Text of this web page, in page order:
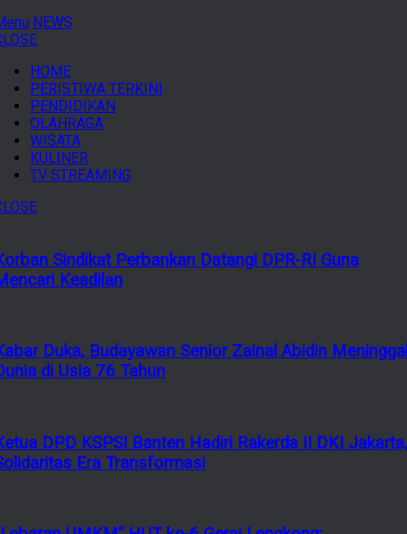
NEWS
HOME
PERISTIWA TERKINI
PENDIDIKAN
OLAHRAGA
WISATA
KULINER
TV STREAMING
Sindikat Perbankan Datangi DPR-RI Guna
Keadilan
Duka, Budayawan Senior Zainal Abidin
di Usia 76 Tahun
DPD KSPSI Banten Hadiri Rakerda II DKI Jakarta,
Era Transformasi